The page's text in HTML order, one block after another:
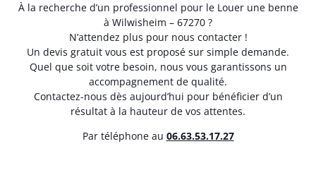
À la recherche d’un professionnel pour le Louer une benne
à Wilwisheim – 67270 ?
N’attendez plus pour nous contacter !
Un devis gratuit vous est proposé sur simple demande.
Quel que soit votre besoin, nous vous garantissons un
accompagnement de qualité.
Contactez-nous dès aujourd’hui pour bénéficier d’un
résultat à la hauteur de vos attentes.
Par téléphone au 06.63.53.17.27